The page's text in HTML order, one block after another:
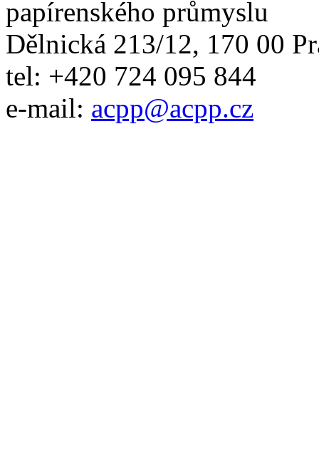
papírenského průmyslu
Dělnická 213/12, 170 00
tel: +420 724 095 844
e-mail: acpp@acpp.cz